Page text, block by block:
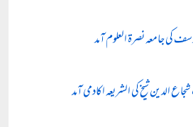
کی جامعہ نصرۃ العلوم آمد
الدین شیخ کی الشریعہ اکادمی آمد